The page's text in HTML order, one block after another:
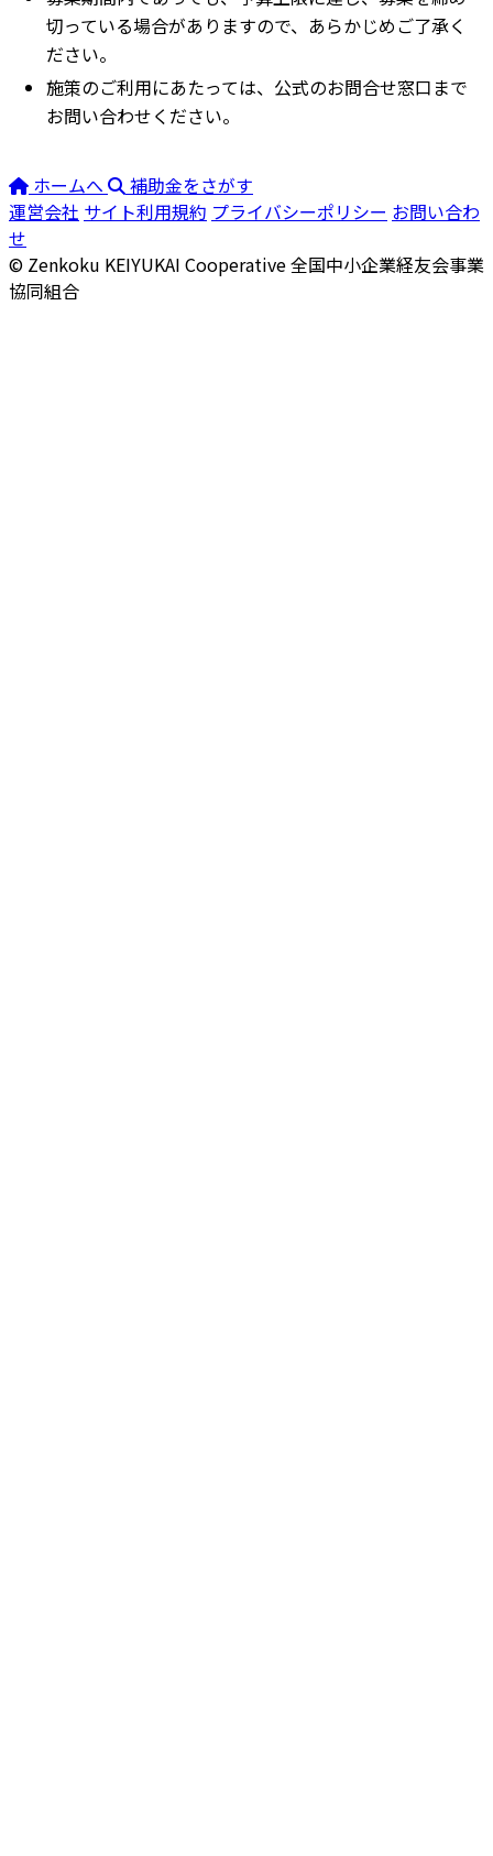
切っている場合がありますので、あらかじめご了承く
ださい。
施策のご利用にあたっては、公式のお問合せ窓口まで
お問い合わせください。
ホームへ
補助金をさがす
運営会社 サイト利用規約 プライバシーポリシー お問い合わ
せ
© Zenkoku KEIYUKAI Cooperative全国中小企業経友会事業
協同組合